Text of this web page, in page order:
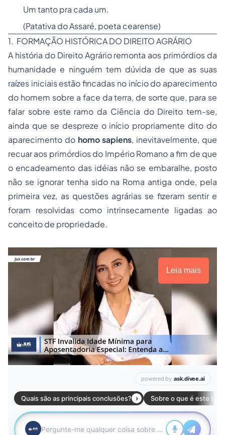
Um tanto pra cada um.
(Patativa do Assaré, poeta cearense)
1.  FORMAÇÃO HISTÓRICA DO DIREITO AGRÁRIO
A história do Direito Agrário remonta aos primórdios da
humanidade e ninguém tem dúvida de que as suas
raízes iniciais estão fincadas no início do aparecimento
do homem sobre a face da terra, de sorte que, para se
falar sobre este ramo da Ciência do Direito tem-se,
ainda que se despreze o início propriamente dito do
aparecimento do homo sapiens, inevitavelmente, que
recuar aos primórdios do Império Romano a fim de que
o encadeamento das idéias não se embaralhe, posto
não se ignorar tenha sido na Roma antiga onde, pela
primeira vez, as questões agrárias se fizeram sentir e
foram resolvidas como intrinsecamente ligadas ao
conceito de propriedade.
Leia mais